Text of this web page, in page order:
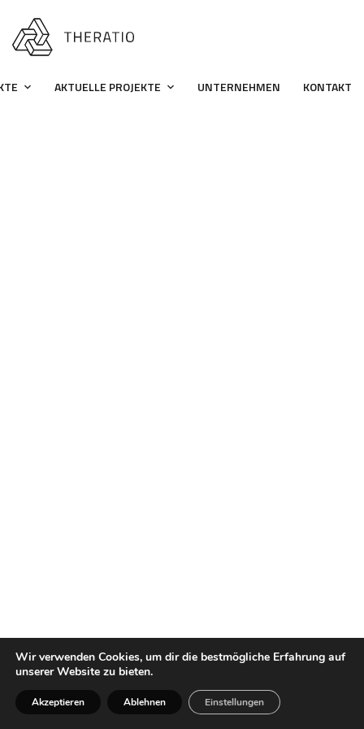
AKTUELLE PROJEKTE UNTERNEHMEN KONTAKT
Wir verwenden Cookies, um dir die bestmögliche Erfahrung auf
unserer Website zu bieten.
Akzeptieren Ablehnen Einstellungen